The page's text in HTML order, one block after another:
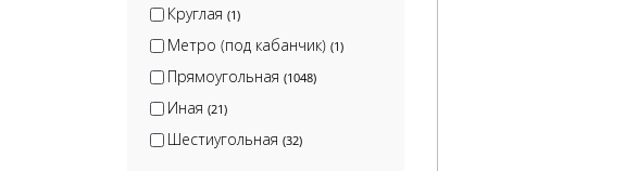
Круглая (1)
Метро (под кабанчик) (1)
Прямоугольная (1048)
Иная (21)
Шестиугольная (32)